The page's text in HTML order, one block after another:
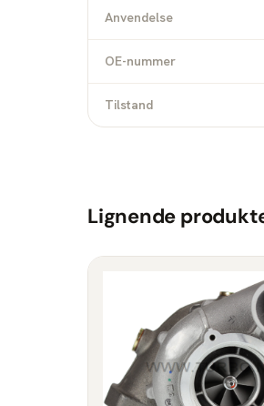
Anvendelse
OE-nummer
Tilstand
Lignende